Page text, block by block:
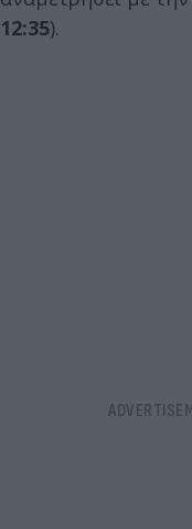
12:35).